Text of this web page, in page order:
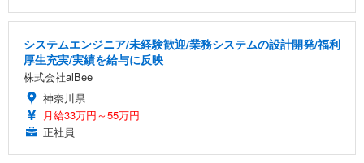
システムエンジニア/未経験歓迎/業務システムの設計開発/福利
厚生充実/実績を給与に反映
株式会社alBee
神奈川県
月給33万円～55万円
正社員